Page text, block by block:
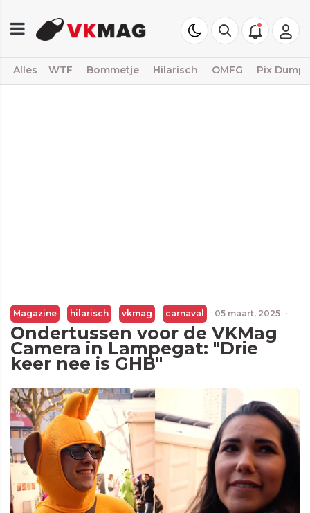
Alles WTF Bommetje Hilarisch OMFG Pix Dump
Magazine hilarisch vkmag carnaval 05 maart, 2025 ·
Ondertussen voor de VKMag
Camera in Lampegat: "Drie
keer nee is GHB"